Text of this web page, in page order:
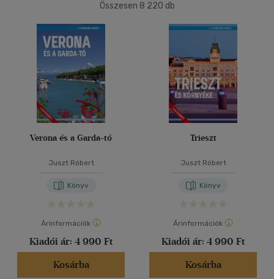
4500 Ft felett
Korosztály szerint
Gyermek
(3)
mind
(3)
mind(14)
Gyermek és ifjúsági
Nyelv szerint
Magyar(1420)
Összesen 8 220 db
Verona és a Garda-tó
Juszt Róbert
Könyv
Árinformációk
Kiadói ár: 4 990 Ft
Kosárba
Trieszt
Juszt Róbert
Könyv
Árinformációk
Kiadói ár: 4 990 Ft
Kosárba